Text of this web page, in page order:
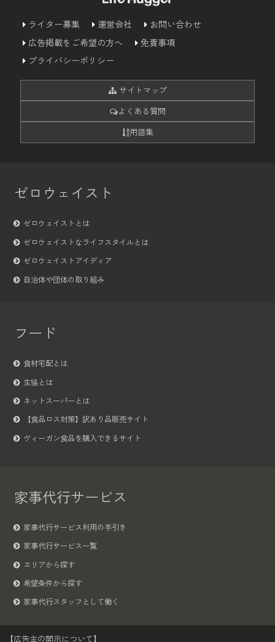
ライター募集 運営会社
お問い合わせ
広告掲載をご希望の方へ
免責事項
プライバシーポリシー
サイトマップ
よくある質問
用語集
ゼロウェイスト
ゼロウェイストとは
ゼロウェイストなライフスタイルとは
ゼロウェイストアイディア
自治体や団体の取り組み
フード
食材宅配とは
生協とは
ネットスーパーとは
【食品ロス対策】訳あり品販売サイト
ヴィーガン食品を購入できるサイト
家事代行サービス
家事代行サービス利用の手引き
家事代行サービス一覧
エリアから探す
希望条件から探す
家事代行スタッフとして働く
【広告主の開示について】